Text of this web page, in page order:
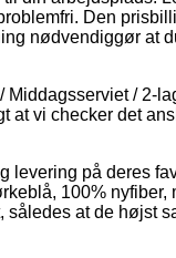
Den
nødvendiggør at
/ 2-
at vi checker det
levering på deres
100%
at de højst